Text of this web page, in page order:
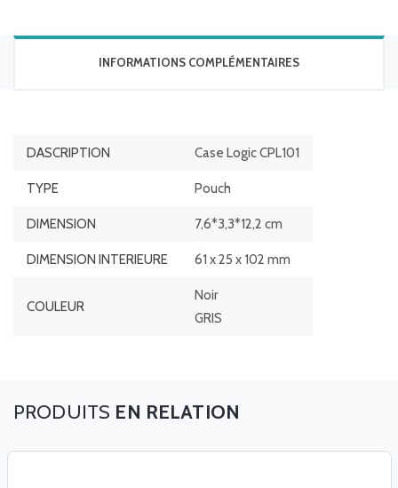
INFORMATIONS COMPLÉMENTAIRES
DASCRIPTION Case Logic CPL101
TYPE Pouch
DIMENSION 7,6*3,3*12,2 cm
DIMENSION INTERIEURE 61 x 25 x 102 mm
COULEUR
Noir
GRIS
EN RELATION